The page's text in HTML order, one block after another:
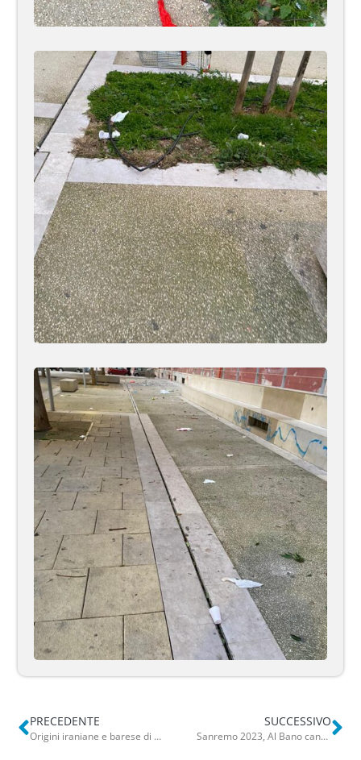
PRECEDENTE
Origini iraniane e barese di adozione: Pega porta la battaglia per i diritti sul palco di Sanremo
SUCCESSIVO
Sanremo 2023, Al Bano canta con Morandi e Ranieri: quattro torte per festeggiare i suoi 80 anni